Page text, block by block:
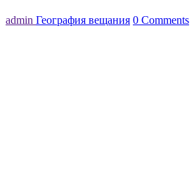
admin География вещания 0 Comments